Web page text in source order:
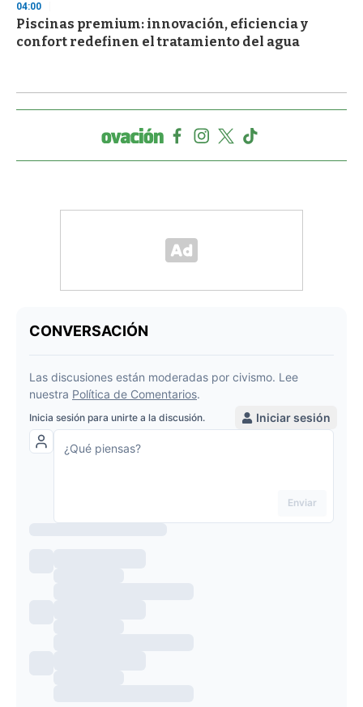
04:00
Piscinas premium: innovación, eficiencia y
confort redefinen el tratamiento del agua